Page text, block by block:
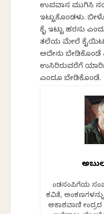
ಉಪವಾಸ ಮುಗಿಸಿ
ಇಟ್ಟುಕೊಂಡಳು.
ಕೈ ಇಟ್ಟು ಹರಸು
ತಲೆಯ ಮೇಲೆ
ಅದೇನು ಬೇಡಿಕೊಂಡೆ
ಉಸಿರಿರುವರೆಗೆ
ಎಂದೂ ಬೇಡಿಕೊಂಡೆ.
ಕೆಂಡಸಂಪಿಗೆಯ
ಕವಿತೆ,
ಆಕಾಶವಾಣಿ